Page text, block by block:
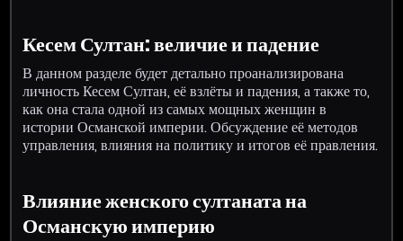
Кесем Султан: величие и падение
В данном разделе будет детально проанализирована
личность Кесем Султан, её взлёты и падения, а также то,
как она стала одной из самых мощных женщин в
истории Османской империи. Обсуждение её методов
управления, влияния на политику и итогов её правления.
Влияние женского султаната на
Османскую империю